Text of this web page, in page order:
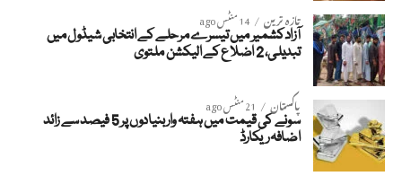
تازہ ترین 14 منٹس ago
آزادکشمیر میں تیسرے مرحلے کے انتخابی شیڈول میں
تبدیلی، 2 اضلاع کے الیکشن ملتوی
پاکستان 21 منٹس ago
سونے کی قیمت میں ہفتہ وار بنیادوں پر 5 فیصد سے زائد
اضافہ ریکارڈ